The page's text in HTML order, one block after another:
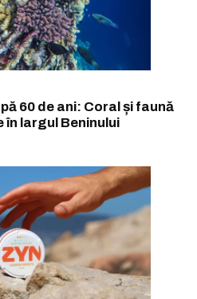
60 de ani: Coral și faună
în largul Beninului